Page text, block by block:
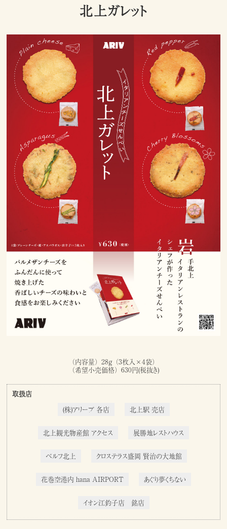
北上ガレット
（内容量）28g（3枚入×4袋）
（希望小売価格）630円(税抜き)
取扱店
(株)アリーブ 各店
北上駅 売店
北上観光物産館 アクセス 展勝地レストハウス
ベルフ北上 クロステラス盛岡 賢治の大地館
花巻空港内 hana AIRPORT あぐり夢くちない
イオン江釣子店 銘店